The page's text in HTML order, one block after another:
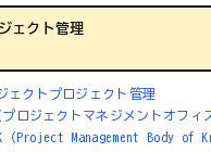
ェクト管理
ェクト プロジェクト管理
プロジェクトマネジメントオフィ
（Project Management Body of